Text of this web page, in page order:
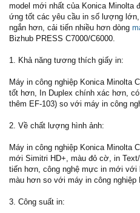
model mới nhất của Konica Minolta
ứng tốt các yêu cầu in số lượng
ngắn hơn, cải tiến nhiều hơn dòng
Bizhub PRESS C7000/C6000.
1. Khả năng tương thích giấy in:
Máy in công nghiệp Konica Minolta
tốt hơn, In Duplex chính xác hơn,
thêm EF-103) so với máy in công
2. Về chất lượng hình ảnh:
Máy in công nghiệp Konica Minolta
mới Simitri HD+, màu đỏ cờ, in
tiến hơn, công nghệ mực in mới với
màu hơn so với máy in công nghiệp
3. Công suất in: